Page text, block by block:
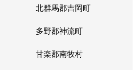
北群馬郡吉岡町
多野郡神流町
甘楽郡南牧村